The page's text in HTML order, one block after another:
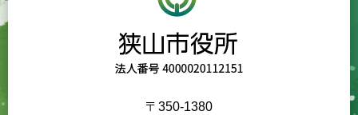
〒350-1380